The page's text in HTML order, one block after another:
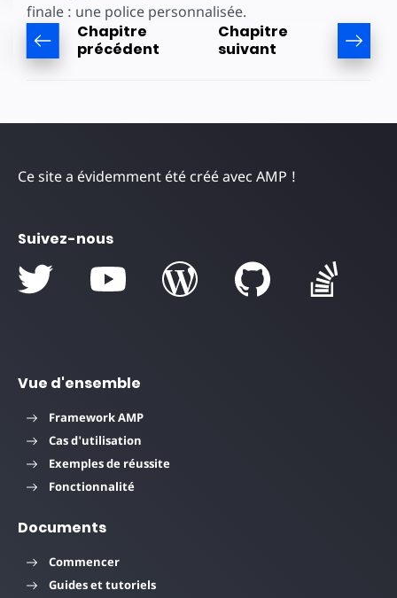
finale : une police personnalisée.
Chapitre
précédent
Chapitre
suivant
Ce site a évidemment été créé avec AMP !
Suivez-nous
Vue d'ensemble
Framework AMP
Cas d'utilisation
Exemples de réussite
Fonctionnalité
Documents
Commencer
Guides et tutoriels